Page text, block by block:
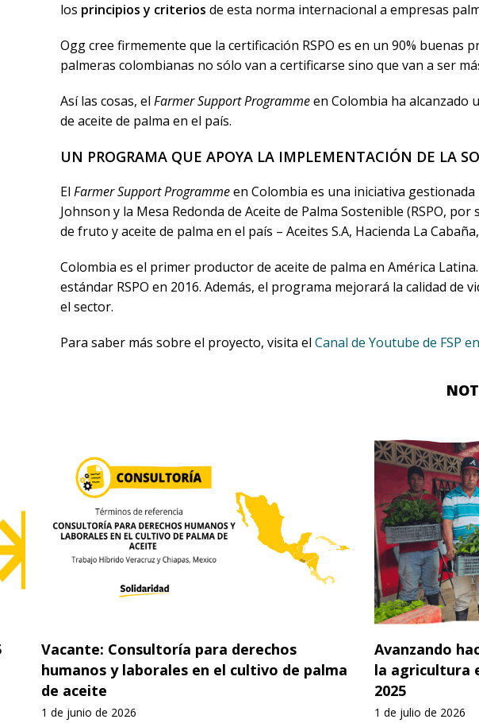
los principios y criterios de esta norma internacional a empresas
Ogg cree firmemente que la certificación RSPO es en un 90% buenas
palmeras colombianas no sólo van a certificarse sino que van a ser
Así las cosas, el Farmer Support Programmeen Colombia ha alcanzado
de aceite de palma en el país.
UN PROGRAMA QUE APOYA LA IMPLEMENTACIÓN DE LA
El Farmer Support Programmeen Colombia es una iniciativa
Johnson y la Mesa Redonda de Aceite de Palma Sostenible (RSPO,
de fruto y aceite de palma en el país – Aceites S.A, Hacienda La
Colombia es el primer productor de aceite de palma en América
estándar RSPO en 2016. Además, el programa mejorará la calidad
el sector.
Para saber más sobre el proyecto, visita el Canal de Youtube de FSP
Avanzando
la agricultura
2025
1 de julio de 2026
Vacante: Consultoría para derechos
humanos y laborales en el cultivo de palma
de aceite
1 de junio de 2026